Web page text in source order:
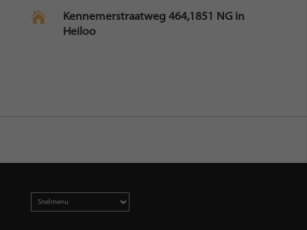

Kennemerstraatweg 464,1851 NG in
Heiloo